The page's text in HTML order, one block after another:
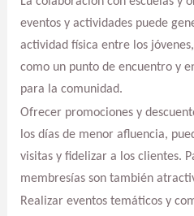
eventos y actividades puede
actividad física entre los
como un punto de encuentro y
para la comunidad.
Ofrecer promociones y
los días de menor afluencia,
visitas y fidelizar a los clientes.
membresías son también
Realizar eventos temáticos y